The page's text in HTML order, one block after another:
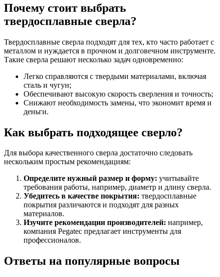
Почему стоит выбрать
твердосплавные сверла?
Твердосплавные сверла подходят для тех, кто часто работает с
металлом и нуждается в прочном и долговечном инструменте.
Такие сверла решают несколько задач одновременно:
Легко справляются с твердыми материалами, включая
сталь и чугун;
Обеспечивают высокую скорость сверления и точность;
Снижают необходимость замены, что экономит время и
деньги.
Как выбрать подходящее сверло?
Для выбора качественного сверла достаточно следовать
нескольким простым рекомендациям:
Определите нужный размер и форму: учитывайте
требования работы, например, диаметр и длину сверла.
Убедитесь в качестве покрытия: твердосплавные
покрытия различаются и подходят для разных
материалов.
Изучите рекомендации производителей: например,
компания Pegatec предлагает инструменты для
профессионалов.
Ответы на популярные вопросы